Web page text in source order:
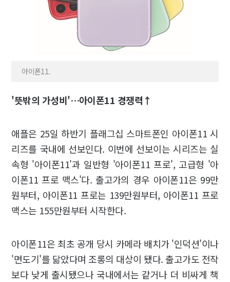
아이폰11.
'뜻밖의 가성비'…아이폰11 경쟁력↑
애플은 25일 하반기 플래그십 스마트폰인 아이폰11 시
리즈를 국내에 선보인다. 이번에 선보이는 시리즈는 실
속형 '아이폰11'과 일반형 '아이폰11 프로', 고급형 '아
이폰11 프로 맥스'다. 출고가의 경우 아이폰11은 99만
원부터, 아이폰11 프로는 139만원부터, 아이폰11 프로
맥스는 155만원부터 시작한다.
아이폰11은 최초 공개 당시 카메라 배치가 '인덕션'이나
'면도기'를 닮았다며 조롱의 대상이 됐다. 출고가도 전작
보다 낮게 출시됐으나 국내에서는 같거나 더 비싸게 책